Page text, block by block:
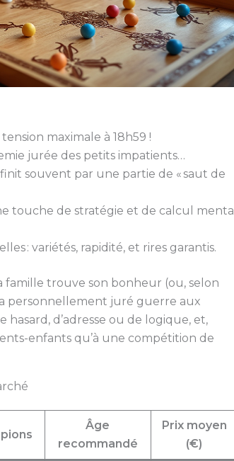
maximale à 18h59 !
jurée des petits impatients…
souvent par une partie de « saut de
touche de stratégie et de calcul mental
: variétés, rapidité, et rires garantis.
trouve son bonheur (ou, selon
a personnellement juré guerre aux
d’adresse ou de logique, et,
enfants qu’à une compétition de
Âge
recommandé
Prix moyen
(€)